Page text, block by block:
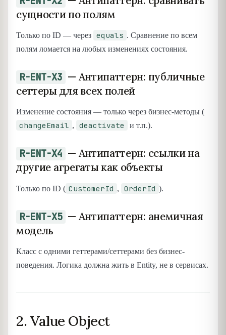
сущности по полям
Только по ID — через equals . Сравнение по всем
полям ломается на любых изменениях состояния.
R-ENT-X3 — Антипаттерн: публичные
сеттеры для всех полей
Изменение состояния — только через бизнес-методы (
changeEmail , deactivate и т.п.).
R-ENT-X4 — Антипаттерн: ссылки на
другие агрегаты как объекты
Только по ID ( CustomerId , OrderId ).
R-ENT-X5 — Антипаттерн: анемичная
модель
Класс с одними геттерами/сеттерами без бизнес-
поведения. Логика должна жить в Entity, не в сервисах.
2. Value Object